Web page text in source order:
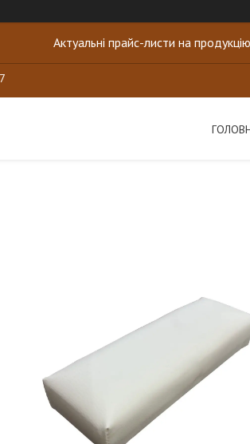
Актуальні прайс-листи на продукцію